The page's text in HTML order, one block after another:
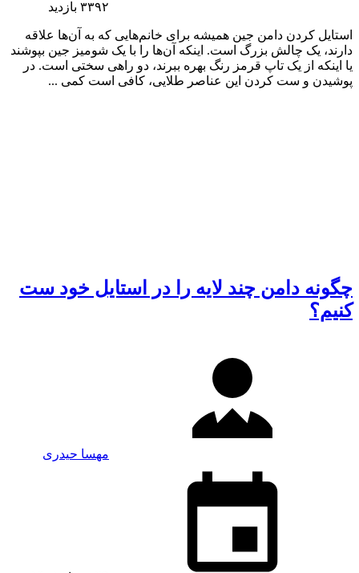
۳۳۹۲ بازدید
استایل کردن دامن جین همیشه برای خانم‌هایی که به آن‌ها علاقه
دارند، یک چالش بزرگ است. اینکه آن‌ها را با یک شومیز جین بپوشند
یا اینکه از یک تاپ قرمز رنگ بهره ببرند، دو راهی سختی است. در
پوشیدن و ست کردن این عناصر طلایی، کافی است کمی ...
چگونه دامن چند لایه را در استایل خود ست
کنیم؟
مهسا حیدری